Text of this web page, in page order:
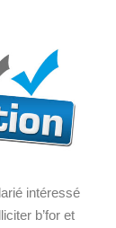
intéressé
b’for et